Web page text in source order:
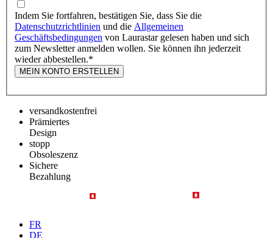
Indem Sie fortfahren, bestätigen Sie, dass Sie die
Datenschutzrichtlinien und die Allgemeinen
Geschäftsbedingungen von Laurastar gelesen haben und sich
zum Newsletter anmelden wollen. Sie können ihn jederzeit
wieder abbestellen.*
MEIN KONTO ERSTELLEN
versandkostenfrei
Prämiertes
Design
stopp
Obsoleszenz
Sichere
Bezahlung
FR
DE